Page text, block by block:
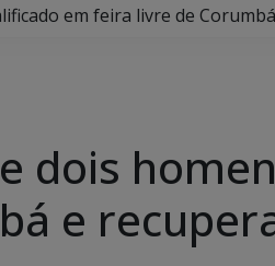
em feira livre de
dois
e